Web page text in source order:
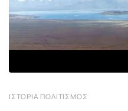
ΙΣΤΟΡΊΑ ΠΟΛΙΤΙΣΜΌΣ